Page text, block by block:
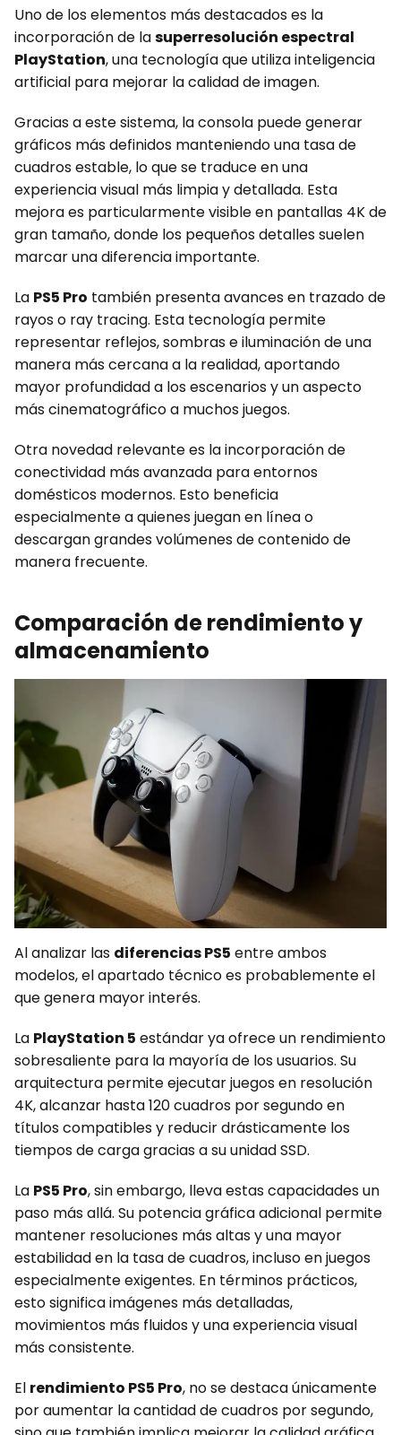
Uno de los elementos más destacados es la
incorporación de lasuperresolución espectral
PlayStation, una tecnología que utiliza inteligencia
artificial para mejorar la calidad de imagen.
Gracias a este sistema, la consola puede generar
gráficos más definidos manteniendo una tasa de
cuadros estable, lo que se traduce en una
experiencia visual más limpia y detallada. Esta
mejora es particularmente visible en pantallas 4K de
gran tamaño, donde los pequeños detalles suelen
marcar una diferencia importante.
La PS5 Pro también presenta avances en trazado de
rayos o ray tracing. Esta tecnología permite
representar reflejos, sombras e iluminación de una
manera más cercana a la realidad, aportando
mayor profundidad a los escenarios y un aspecto
más cinematográfico a muchos juegos.
Otra novedad relevante es la incorporación de
conectividad más avanzada para entornos
domésticos modernos. Esto beneficia
especialmente a quienes juegan en línea o
descargan grandes volúmenes de contenido de
manera frecuente.
Comparación de rendimiento y
almacenamiento
Al analizar las diferencias PS5 entre ambos
modelos, el apartado técnico es probablemente el
que genera mayor interés.
La PlayStation 5 estándar ya ofrece un rendimiento
sobresaliente para la mayoría de los usuarios. Su
arquitectura permite ejecutar juegos en resolución
4K, alcanzar hasta 120 cuadros por segundo en
títulos compatibles y reducir drásticamente los
tiempos de carga gracias a su unidad SSD.
La PS5 Pro, sin embargo, lleva estas capacidades un
paso más allá. Su potencia gráfica adicional permite
mantener resoluciones más altas y una mayor
estabilidad en la tasa de cuadros, incluso en juegos
especialmente exigentes. En términos prácticos,
esto significa imágenes más detalladas,
movimientos más fluidos y una experiencia visual
más consistente.
El rendimiento PS5 Pro, no se destaca únicamente
por aumentar la cantidad de cuadros por segundo,